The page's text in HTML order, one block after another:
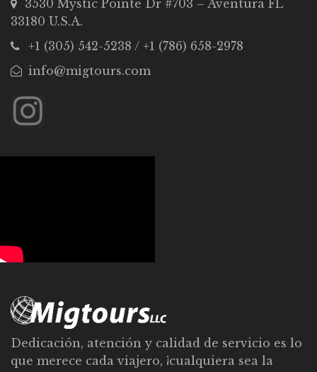
3530 Mystic Pointe Dr #703 – Aventura FL
33180 U.S.A.
+1 (305) 542-5238 / +1 (786) 658-2978
info@migtours.com
Dedicación, atención y calidad de servicio es lo
que merece cada viajero, ¡cualquiera sea la